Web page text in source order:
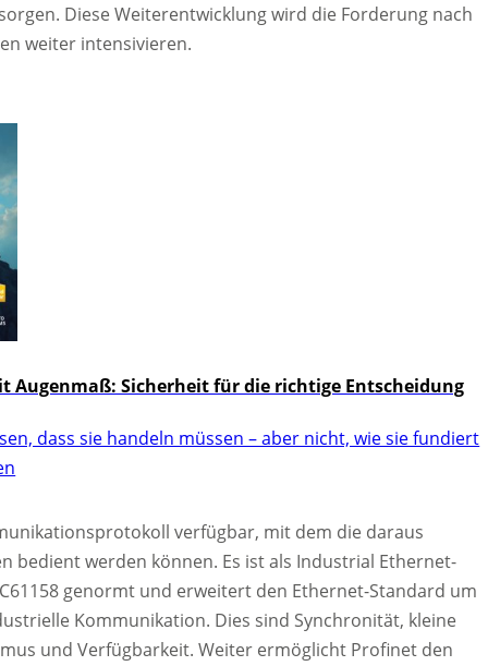
Diese Weiterentwicklung wird die Forderung nach
weiter intensivieren.
Augenmaß: Sicherheit für die richtige Entscheidung
dass sie handeln müssen – aber nicht, wie sie fundiert
verfügbar, mit dem die daraus
bedient werden können. Es ist als Industrial Ethernet-
genormt und erweitert den Ethernet-Standard um
Kommunikation. Dies sind Synchronität, kleine
und Verfügbarkeit. Weiter ermöglicht Profinet den